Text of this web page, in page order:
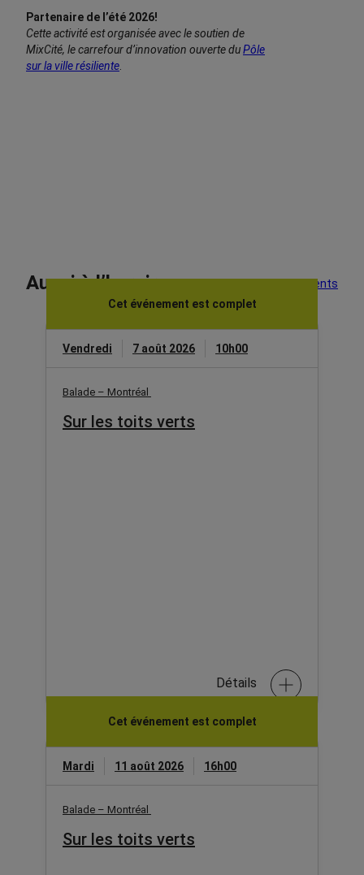
Partenaire de l’été 2026!
Cette activité est organisée avec le soutien de
MixCité, le carrefour d’innovation ouverte duPôle
sur la ville résiliente.
Aussi à l’horaire
Voir tous les événements
Cet événement est complet
Vendredi 7 août 2026 10h00
Balade – Montréal
Sur les toits verts
Détails
Cet événement est complet
Mardi 11 août 2026 16h00
Balade – Montréal
Sur les toits verts